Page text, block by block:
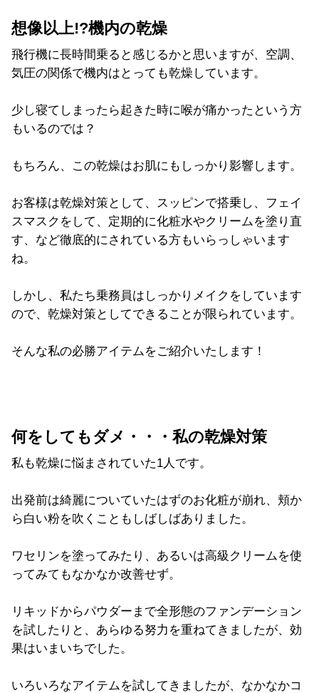
想像以上!?機内の乾燥
飛行機に長時間乗ると感じるかと思いますが、空調、
気圧の関係で機内はとっても乾燥しています。
少し寝てしまったら起きた時に喉が痛かったという方
もいるのでは？
もちろん、この乾燥はお肌にもしっかり影響します。
お客様は乾燥対策として、スッピンで搭乗し、フェイ
スマスクをして、定期的に化粧水やクリームを塗り直
す、など徹底的にされている方もいらっしゃいます
ね。
しかし、私たち乗務員はしっかりメイクをしています
ので、乾燥対策としてできることが限られています。
そんな私の必勝アイテムをご紹介いたします！
何をしてもダメ・・・私の乾燥対策
私も乾燥に悩まされていた1人です。
出発前は綺麗についていたはずのお化粧が崩れ、頬か
ら白い粉を吹くこともしばしばありました。
ワセリンを塗ってみたり、あるいは高級クリームを使
ってみてもなかなか改善せず。
リキッドからパウダーまで全形態のファンデーション
を試したりと、あらゆる努力を重ねてきましたが、効
果はいまいちでした。
いろいろなアイテムを試してきましたが、なかなかコ